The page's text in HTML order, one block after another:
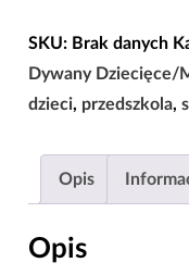
Do
Przedszkoli
Podmorski
120x170
|
SKU: Brak danych
Dywany Dziecięce/
dzieci, przedszkola,
Opis
Opis